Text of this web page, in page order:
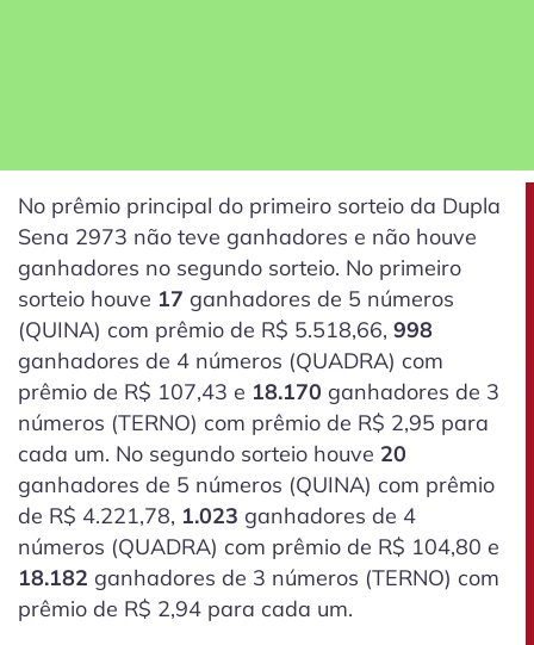
No prêmio principal do primeiro sorteio da Dupla
Sena 2973 não teve ganhadores e não houve
ganhadores no segundo sorteio. No primeiro
sorteio houve 17 ganhadores de 5 números
(QUINA) com prêmio de R$ 5.518,66, 998
ganhadores de 4 números (QUADRA) com
prêmio de R$ 107,43 e 18.170 ganhadores de 3
números (TERNO) com prêmio de R$ 2,95 para
cada um. No segundo sorteio houve 20
ganhadores de 5 números (QUINA) com prêmio
de R$ 4.221,78, 1.023 ganhadores de 4
números (QUADRA) com prêmio de R$ 104,80 e
18.182 ganhadores de 3 números (TERNO) com
prêmio de R$ 2,94 para cada um.